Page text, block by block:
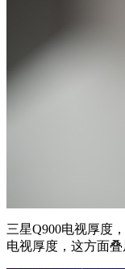
三星Q900电视厚度
电视厚度，这方面